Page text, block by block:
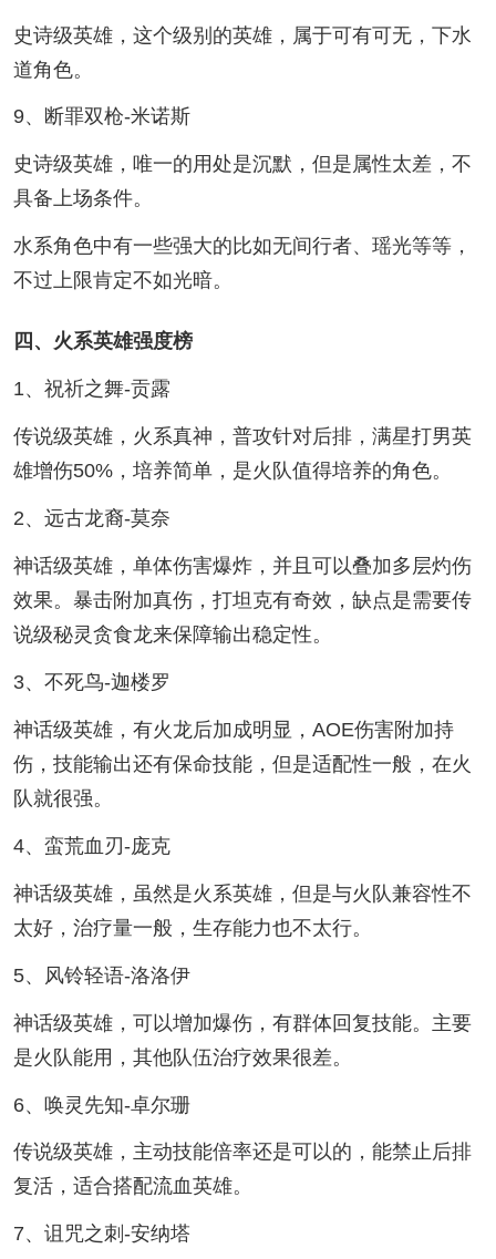
史诗级英雄，这个级别的英雄，属于可有可无，下水
道角色。
9、断罪双枪-米诺斯
史诗级英雄，唯一的用处是沉默，但是属性太差，不
具备上场条件。
水系角色中有一些强大的比如无间行者、瑶光等等，
不过上限肯定不如光暗。
四、火系英雄强度榜
1、祝祈之舞-贡露
传说级英雄，火系真神，普攻针对后排，满星打男英
雄增伤50%，培养简单，是火队值得培养的角色。
2、远古龙裔-莫奈
神话级英雄，单体伤害爆炸，并且可以叠加多层灼伤
效果。暴击附加真伤，打坦克有奇效，缺点是需要传
说级秘灵贪食龙来保障输出稳定性。
3、不死鸟-迦楼罗
神话级英雄，有火龙后加成明显，AOE伤害附加持
伤，技能输出还有保命技能，但是适配性一般，在火
队就很强。
4、蛮荒血刃-庞克
神话级英雄，虽然是火系英雄，但是与火队兼容性不
太好，治疗量一般，生存能力也不太行。
5、风铃轻语-洛洛伊
神话级英雄，可以增加爆伤，有群体回复技能。主要
是火队能用，其他队伍治疗效果很差。
6、唤灵先知-卓尔珊
传说级英雄，主动技能倍率还是可以的，能禁止后排
复活，适合搭配流血英雄。
7、诅咒之刺-安纳塔